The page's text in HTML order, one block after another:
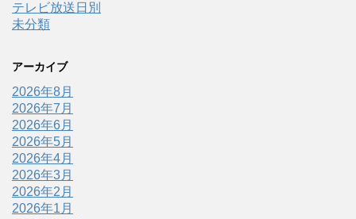
テレビ放送日別
未分類
アーカイブ
2026年8月
2026年7月
2026年6月
2026年5月
2026年4月
2026年3月
2026年2月
2026年1月